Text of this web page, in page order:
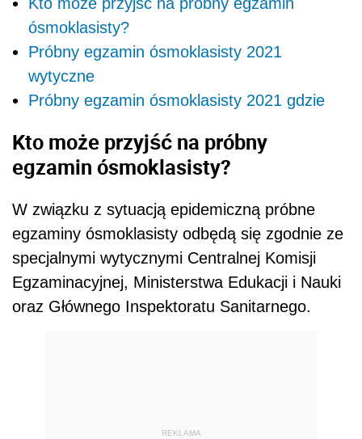
ósmoklasisty?
Próbny egzamin ósmoklasisty 2021
wytyczne
Próbny egzamin ósmoklasisty 2021 gdzie
Kto może przyjść na próbny
egzamin ósmoklasisty?
W związku z sytuacją epidemiczną próbne
egzaminy ósmoklasisty odbędą się zgodnie ze
specjalnymi wytycznymi Centralnej Komisji
Egzaminacyjnej, Ministerstwa Edukacji i Nauki
oraz Głównego Inspektoratu Sanitarnego.
REKLAMA